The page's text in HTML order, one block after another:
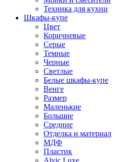
Техника для кухни
Шкафы-купе
Цвет
Коричневые
Серые
Темные
Черные
Светлые
Белые шкафы-купе
Венге
Размер
Маленькие
Большие
Средние
Отделка и материал
МДФ
Пластик
Alvic Luxe